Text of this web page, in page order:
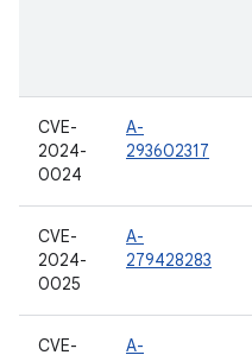
CVE-
2024-
0024
A-
293602317
CVE-
2024-
0025
A-
279428283
CVE-
A-